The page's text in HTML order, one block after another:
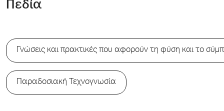
Πεδία
Γνώσεις και πρακτικές που αφορούν τη φύση και το
Παραδοσιακή Τεχνογνωσία